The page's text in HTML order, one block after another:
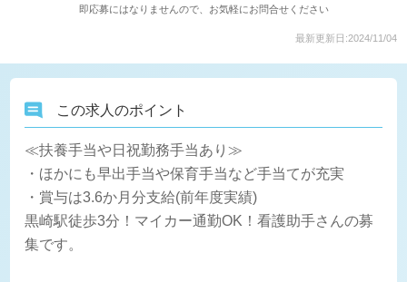
即応募にはなりませんので、お気軽にお問合せください
最新更新日:2024/11/04
この求人のポイント
≪扶養手当や日祝勤務手当あり≫
・ほかにも早出手当や保育手当など手当てが充実
・賞与は3.6か月分支給(前年度実績)
黒崎駅徒歩3分！マイカー通勤OK！看護助手さんの募
集です。